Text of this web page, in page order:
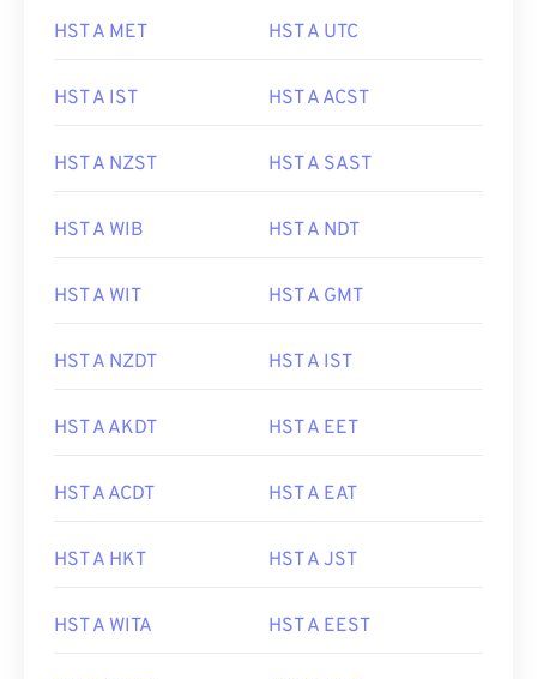
HST A MET HST A UTC
HST A IST HST A ACST
HST A NZST HST A SAST
HST A WIB HST A NDT
HST A WIT HST A GMT
HST A NZDT HST A IST
HST A AKDT HST A EET
HST A ACDT HST A EAT
HST A HKT HST A JST
HST A WITA HST A EEST